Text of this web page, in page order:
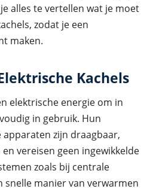
alles te vertellen wat je moet
zodat je een
maken.
Kachels
elektrische energie om in
in gebruik. Hun
zijn draagbaar,
vereisen geen ingewikkelde
zoals bij centrale
snelle manier van verwarmen